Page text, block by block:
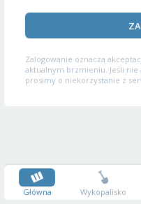
Zalogowanie oznacza
aktualnym brzmieniu. Jeśli nie
prosimy o niekorzystanie z
Główna Wykopalisko